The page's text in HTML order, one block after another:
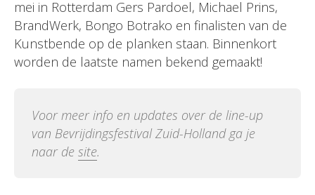
mei in Rotterdam Gers Pardoel, Michael Prins,
BrandWerk, Bongo Botrako en finalisten van de
Kunstbende op de planken staan. Binnenkort
worden de laatste namen bekend gemaakt!
Voor meer info en updates over de line-up
van Bevrijdingsfestival Zuid-Holland ga je
naar de site.